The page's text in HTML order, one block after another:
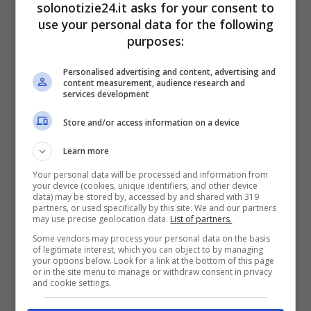
LEGGI ANCHE->Uomini e
Donne, Costabile lascia Gemma
e lei si dispera: panico al trono
over
LEGGI ANCHE->Mauro Icardi e
Wanda Nara riscatta la passione
| La coppia ha riacceso la
fiamma
solonotizie24.it asks for your consent to
use your personal data for the following
purposes:
Personalised advertising and content, advertising and
content measurement, audience research and
services development
Store and/or access information on a device
Learn more
Your personal data will be processed and information from
your device (cookies, unique identifiers, and other device
data) may be stored by, accessed by and shared with 319
partners, or used specifically by this site. We and our partners
may use precise geolocation data. List of partners.
Some vendors may process your personal data on the basis
of legitimate interest, which you can object to by managing
your options below. Look for a link at the bottom of this page
or in the site menu to manage or withdraw consent in privacy
and cookie settings.